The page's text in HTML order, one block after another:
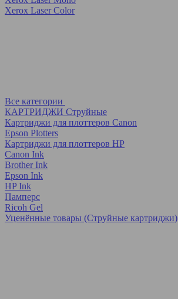
Xerox Laser Color
Все категории
КАРТРИДЖИ Струйные
Картриджи для плоттеров Canon
Epson Plotters
Картриджи для плоттеров HP
Canon Ink
Brother Ink
Epson Ink
HP Ink
Памперс
Ricoh Gel
Уценённые товары (Струйные картриджи)